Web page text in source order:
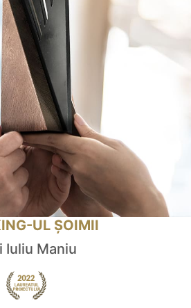
UL ȘOIMII
Iuliu Maniu